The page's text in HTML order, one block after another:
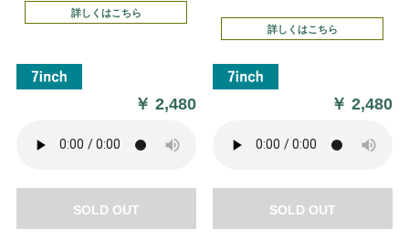
詳しくはこちら
￥2,480
SOLD OUT
詳しくはこちら
￥2,480
SOLD OUT